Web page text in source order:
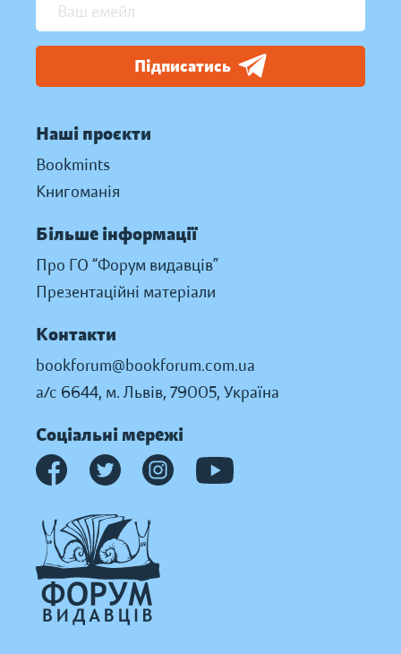
Підписатись
Наші проєкти
Bookmints
Книгоманія
Більше інформації
Про ГО “Форум видавців”
Презентаційні матеріали
Контакти
bookforum@bookforum.com.ua
а/с 6644, м. Львів, 79005, Україна
Соціальні мережі